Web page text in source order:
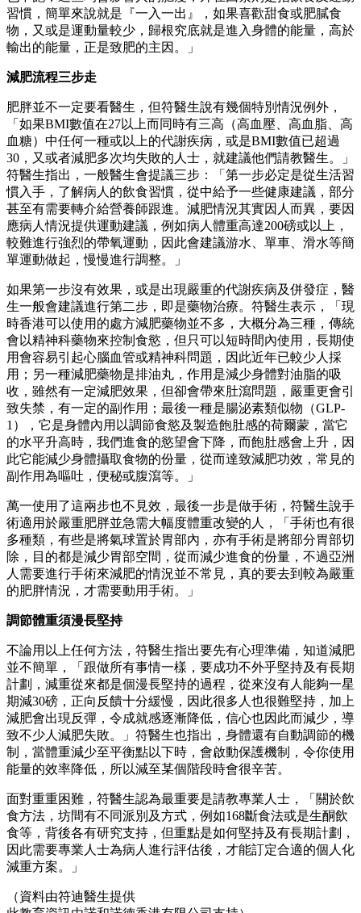
習慣，簡單來說就是『一入一出』，如果喜歡甜食或肥膩食
物，又或是運動量較少，歸根究底就是進入身體的能量，高於
輸出的能量，正是致肥的主因。」
減肥流程三步走
肥胖並不一定要看醫生，但符醫生說有幾個特別情況例外，
「如果BMI數值在27以上而同時有三高（高血壓、高血脂、高
血糖）中任何一種或以上的代謝疾病，或是BMI數值已超過
30，又或者減肥多次均失敗的人士，就建議他們請教醫生。」
符醫生指出，一般醫生會提議三步：「第一步必定是從生活習
慣入手，了解病人的飲食習慣，從中給予一些健康建議，部分
甚至有需要轉介給營養師跟進。減肥情況其實因人而異，要因
應病人情況提供運動建議，例如病人體重高達200磅或以上，
較難進行強烈的帶氧運動，因此會建議游水、單車、滑水等簡
單運動做起，慢慢進行調整。」
如果第一步沒有效果，或是出現嚴重的代謝疾病及併發症，醫
生一般會建議進行第二步，即是藥物治療。符醫生表示，「現
時香港可以使用的處方減肥藥物並不多，大概分為三種，傳統
會以精神科藥物來控制食慾，但只可以短時間內使用，長期使
用會容易引起心腦血管或精神科問題，因此近年已較少人採
用；另一種減肥藥物是排油丸，作用是減少身體對油脂的吸
收，雖然有一定減肥效果，但卻會帶來肚瀉問題，嚴重更會引
致失禁，有一定的副作用；最後一種是腸泌素類似物（GLP-
1），它是身體內用以調節食慾及製造飽肚感的荷爾蒙，當它
的水平升高時，我們進食的慾望會下降，而飽肚感會上升，因
此它能減少身體攝取食物的份量，從而達致減肥功效，常見的
副作用為嘔吐，便秘或腹瀉等。」
萬一使用了這兩步也不見效，最後一步是做手術，符醫生說手
術適用於嚴重肥胖並急需大幅度體重改變的人，「手術也有很
多種類，有些是將氣球置於胃部內，亦有手術是將部分胃部切
除，目的都是減少胃部空間，從而減少進食的份量，不過亞洲
人需要進行手術來減肥的情況並不常見，真的要去到較為嚴重
的肥胖情況，才需要動用手術。」
調節體重須漫長堅持
不論用以上任何方法，符醫生指出要先有心理準備，知道減肥
並不簡單，「跟做所有事情一樣，要成功不外乎堅持及有長期
計劃，減重從來都是個漫長堅持的過程，從來沒有人能夠一星
期減30磅，正向反饋十分緩慢，因此很多人也很難堅持，加上
減肥會出現反彈，令成就感逐漸降低，信心也因此而減少，導
致不少人減肥失敗。」符醫生也指出，身體還有自動調節的機
制，當體重減少至平衡點以下時，會啟動保護機制，令你使用
能量的效率降低，所以減至某個階段時會很辛苦。
面對重重困難，符醫生認為最重要是請教專業人士，「關於飲
食方法，坊間有不同派別及方式，例如168斷食法或是生酮飲
食等，背後各有研究支持，但重點是如何堅持及有長期計劃，
因此需要專業人士為病人進行評估後，才能訂定合適的個人化
減重方案。」
（資料由符迪醫生提供